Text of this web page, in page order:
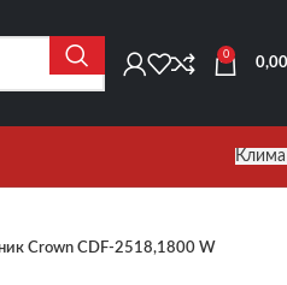
0
Клима
Crown CDF-2518,1800 W